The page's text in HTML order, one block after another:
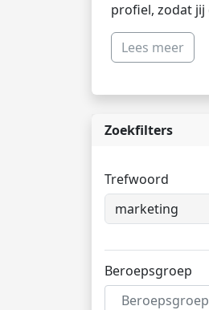
profiel, zodat jij
Lees meer
Zoekfilters
Trefwoord
Beroepsgroep
Beroepsgroep